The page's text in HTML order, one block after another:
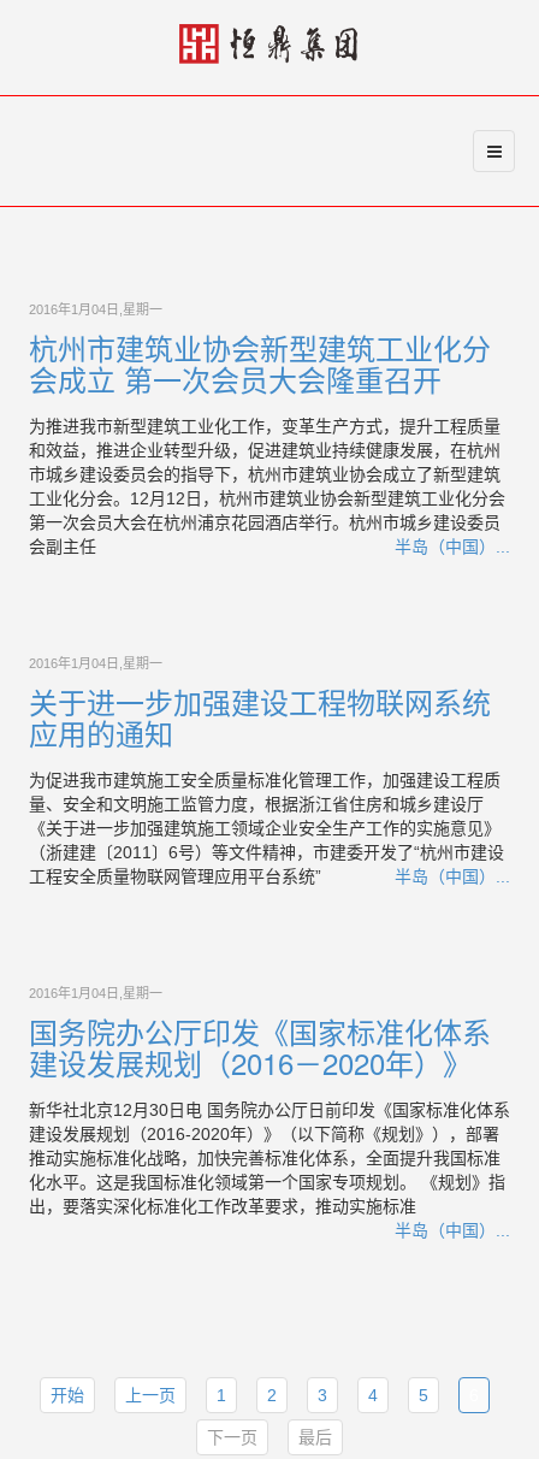
2016年1月04日,星期一
杭州市建筑业协会新型建筑工业化分
会成立 第一次会员大会隆重召开
为推进我市新型建筑工业化工作，变革生产方式，提升工程质量
和效益，推进企业转型升级，促进建筑业持续健康发展，在杭州
市城乡建设委员会的指导下，杭州市建筑业协会成立了新型建筑
工业化分会。12月12日，杭州市建筑业协会新型建筑工业化分会
第一次会员大会在杭州浦京花园酒店举行。杭州市城乡建设委员
会副主任
半岛（中国）...
2016年1月04日,星期一
关于进一步加强建设工程物联网系统
应用的通知
为促进我市建筑施工安全质量标准化管理工作，加强建设工程质
量、安全和文明施工监管力度，根据浙江省住房和城乡建设厅
《关于进一步加强建筑施工领域企业安全生产工作的实施意见》
（浙建建〔2011〕6号）等文件精神，市建委开发了“杭州市建设
工程安全质量物联网管理应用平台系统”
半岛（中国）...
2016年1月04日,星期一
国务院办公厅印发《国家标准化体系
建设发展规划（2016－2020年）》
新华社北京12月30日电 国务院办公厅日前印发《国家标准化体系
建设发展规划（2016-2020年）》（以下简称《规划》），部署
推动实施标准化战略，加快完善标准化体系，全面提升我国标准
化水平。这是我国标准化领域第一个国家专项规划。 《规划》指
出，要落实深化标准化工作改革要求，推动实施标准
半岛（中国）...
开始 上一页 1 2 3 4 5
下一页 最后